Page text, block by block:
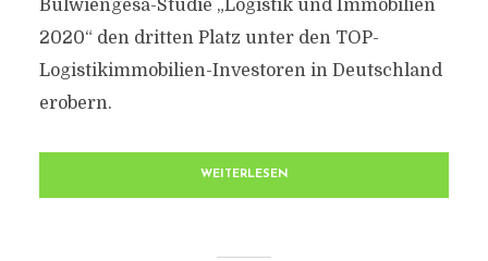
Bulwiengesa-Studie „Logistik und Immobilien
2020“ den dritten Platz unter den TOP-
Logistikimmobilien-Investoren in Deutschland
erobern.
WEITERLESEN